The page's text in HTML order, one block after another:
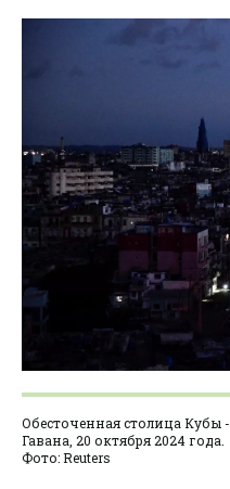
Обесточенная столица Кубы -
Гавана, 20 октября 2024 года.
Фото: Reuters